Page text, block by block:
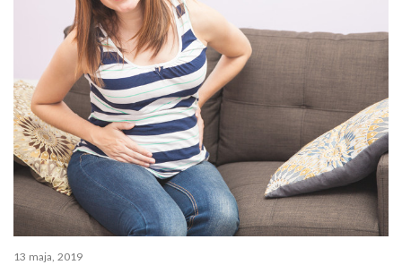
13 maja, 2019